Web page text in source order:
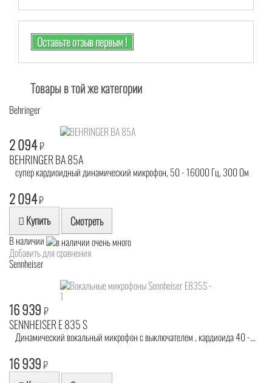
Оставьте отзыв первым !
Товары в той же категории
Behringer
2 094₽
BEHRINGER BA 85A
супер кардиоидный динамический микрофон, 50 - 16000 Гц, 300 Ом
2 094₽
Купить Смотреть
В наличии
Добавить для сравнения
Sennheiser
16 939 ₽
SENNHEISER E 835 S
Динамический вокальный микрофон с выключателем , кардиоида 40 -...
16 939₽